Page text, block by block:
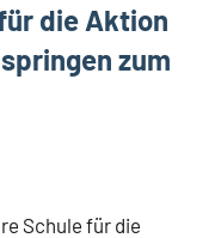
die Aktion
zum
Schule für die